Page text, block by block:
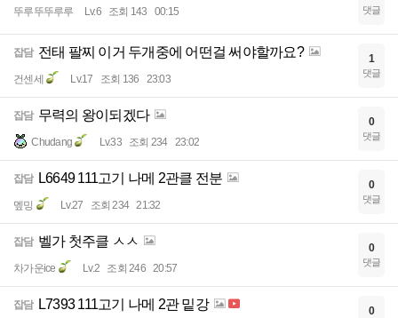
뚜루뚜뚜루루 Lv.6 조회 143 00:15 댓글
잡담 전태 팔찌 이거 두개중에 어떤걸 써야할까요?
건센세 Lv.17 조회 136 23:03
1
댓글
잡담 무력의 왕이되겠다
Chudang Lv.33 조회 234 23:02
0
댓글
잡담 L6649 111고기 나메 2관클 전분
멮밍 Lv.27 조회 234 21:32
0
댓글
잡담 벨가 첫주클 ㅅㅅ
차가운ice Lv.2 조회 246 20:57
0
댓글
잡담 L7393 111고기 나메 2관 밑강 0